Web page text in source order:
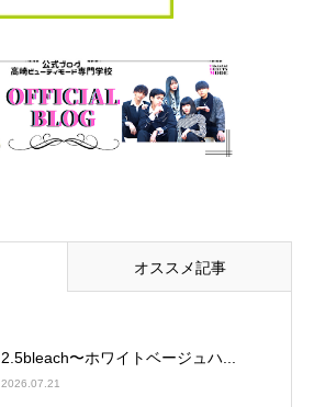
オススメ記事
2.5bleach〜ホワイトベージュ⁡ハ...
2026.07.21